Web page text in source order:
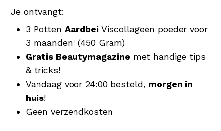
Je ontvangt:
3 PottenAardbei Viscollageen poeder voor
3 maanden! (450 Gram)
Gratis Beautymagazine met handige tips
& tricks!
Vandaag voor 24:00 besteld, morgen in
huis!
Geen verzendkosten